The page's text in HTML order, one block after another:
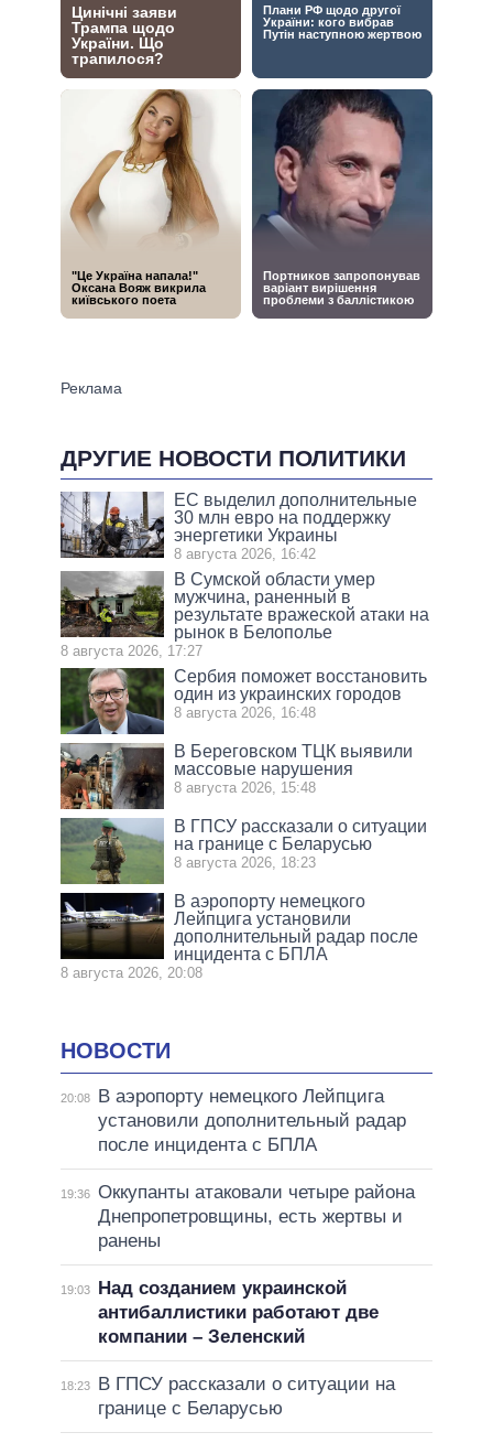
ДРУГИЕ НОВОСТИ ПОЛИТИКИ
ЕС выделил дополнительные
30 млн евро на поддержку
энергетики Украины
8 августа 2026, 16:42
В Сумской области умер
мужчина, раненный в
результате вражеской атаки на
рынок в Белополье
8 августа 2026, 17:27
Сербия поможет восстановить
один из украинских городов
8 августа 2026, 16:48
В Береговском ТЦК выявили
массовые нарушения
8 августа 2026, 15:48
В ГПСУ рассказали о ситуации
на границе с Беларусью
8 августа 2026, 18:23
В аэропорту немецкого
Лейпцига установили
дополнительный радар после
инцидента с БПЛА
8 августа 2026, 20:08
НОВОСТИ
20:08
В аэропорту немецкого Лейпцига
установили дополнительный радар
после инцидента с БПЛА
19:36 Оккупанты атаковали четыре района
Днепропетровщины, есть жертвы и
ранены
19:03
Над созданием украинской
антибаллистики работают две
компании – Зеленский
18:23
В ГПСУ рассказали о ситуации на
границе с Беларусью